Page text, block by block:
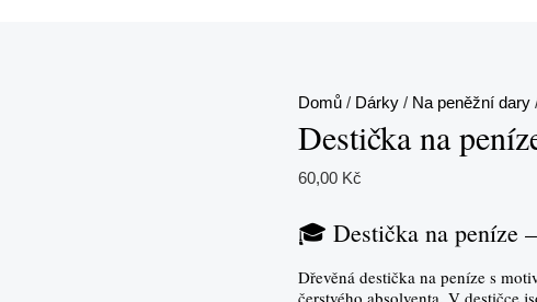
Domů / Dárky / Na peněžní dary
Destička na
60,00 Kč
🎓 Destička na peníze
Dřevěná destička na peníze s